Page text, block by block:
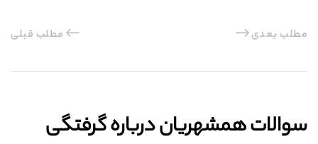
مطلب قبلی مطلب بعدی
سوالات همشهریان درباره گرفتگی